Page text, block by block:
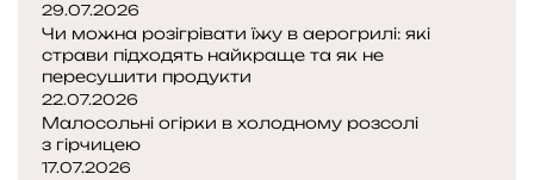
29.07.2026
Чи можна розігрівати їжу в аерогрилі: які
страви підходять найкраще та як не
пересушити продукти
22.07.2026
Малосольні огірки в холодному розсолі
з гірчицею
17.07.2026